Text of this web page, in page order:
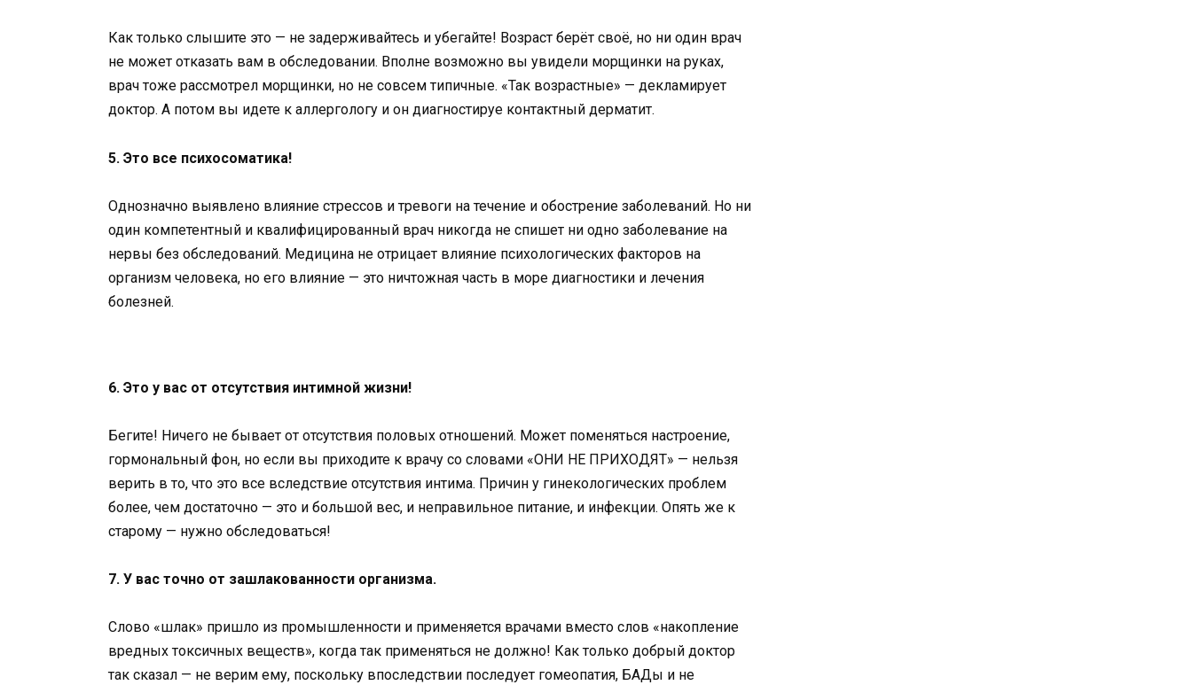
Как только слышите это — не задерживайтесь и убегайте! Возраст берёт своё, но ни один врач
не может отказать вам в обследовании. Вполне возможно вы увидели морщинки на руках,
врач тоже рассмотрел морщинки, но не совсем типичные. «Так возрастные» — декламирует
доктор. А потом вы идете к аллергологу и он диагностируе контактный дерматит.
5. Это все психосоматика!
Однозначно выявлено влияние стрессов и тревоги на течение и обострение заболеваний. Но ни
один компетентный и квалифицированный врач никогда не спишет ни одно заболевание на
нервы без обследований. Медицина не отрицает влияние психологических факторов на
организм человека, но его влияние — это ничтожная часть в море диагностики и лечения
болезней.
6. Это у вас от отсутствия интимной жизни!
Бегите! Ничего не бывает от отсутствия половых отношений. Может поменяться настроение,
гормональный фон, но если вы приходите к врачу со словами «ОНИ НЕ ПРИХОДЯТ» — нельзя
верить в то, что это все вследствие отсутствия интима. Причин у гинекологических проблем
более, чем достаточно — это и большой вес, и неправильное питание, и инфекции. Опять же к
старому — нужно обследоваться!
7. У вас точно от зашлакованности организма.
Слово «шлак» пришло из промышленности и применяется врачами вместо слов «накопление
вредных токсичных веществ», когда так применяться не должно! Как только добрый доктор
так сказал — не верим ему, поскольку впоследствии последует гомеопатия, БАДы и не